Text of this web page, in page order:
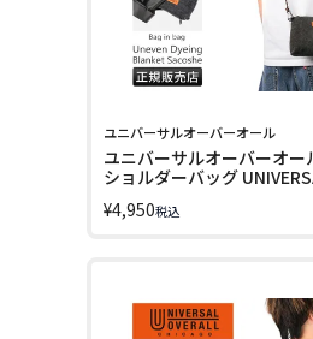
ユニバーサルオーバーオール
ユニバーサルオーバーオー
ショルダーバッグ
¥4,950税込